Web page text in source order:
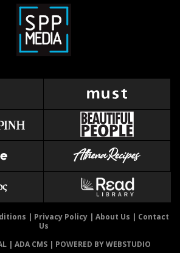
| Privacy Policy| About Us | Contact
Us
| ADA CMS | POWERED BY WEBSTUDIO